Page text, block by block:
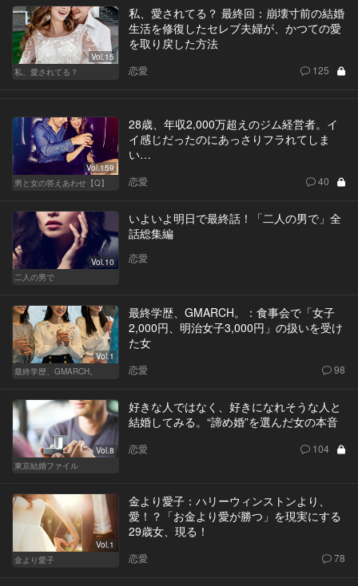
Vol.15
私、愛されてる？
私、愛されてる？ 最終回：崩壊寸前の結婚
生活を修復したセレブ夫婦が、かつての愛
を取り戻した方法
恋愛 125
Vol.159
男と女の答えあわせ【Q】
28歳、年収2,000万超えのジム経営者。イ
イ感じだったのにあっさりフラれてしま
い…
恋愛 40
Vol.10
二人の男で
いよいよ明日で最終話！「二人の男で」全
話総集編
恋愛
Vol.1
最終学歴、GMARCH。
最終学歴、GMARCH。：食事会で「女子
2,000円、明治女子3,000円」の扱いを受け
た女
恋愛 98
Vol.8
東京結婚ファイル
好きな人ではなく、好きになれそうな人と
結婚してみる。“諦め婚”を選んだ女の本音
恋愛 104
Vol.1
金より愛子
金より愛子：ハリーウィンストンより、
愛！？「お金より愛が勝つ」を現実にする
29歳女、現る！
恋愛 78